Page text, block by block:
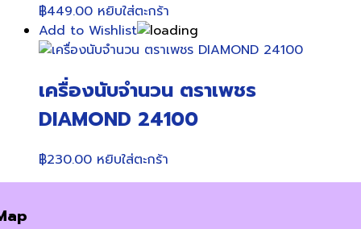
฿449.00 หยิบใส่ตะกร้า
Add to Wishlist
เครื่องนับจำนวน ตราเพชร
DIAMOND 24100
฿230.00 หยิบใส่ตะกร้า